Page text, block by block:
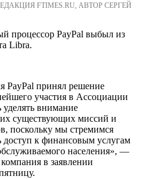
FTIMES.RU, АВТОР СЕРГЕЙ
процессор PayPal выбыл из
Libra.
PayPal принял решение
участия в Ассоциации
внимание
существующих миссий и
поскольку мы стремимся
доступ к финансовым услугам
населения», —
в заявлении